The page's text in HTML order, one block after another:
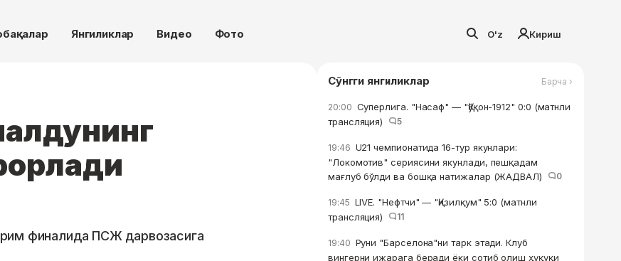
Янгиликлар Видео Фото O'z Кириш
финалида ПСЖ дарвозасига
Сўнгги янгиликлар Барча ›
20:00 Суперлига. "Насаф" — "Қўқон-1912" 0:0 (матнли
трансляция)
5
19:46 U21 чемпионатида 16-тур якунлари:
"Локомотив" сериясини якунлади, пешқадам
мағлуб бўлди ва бошқа натижалар (ЖАДВАЛ)
0
19:45 LIVE. "Нефтчи" — "Қизилқум" 5:0 (матнли
трансляция)
11
19:40 Руни "Барселона"ни тарк этади. Клуб
вингерни ижарага беради ёки сотиб олиш ҳуқуқи